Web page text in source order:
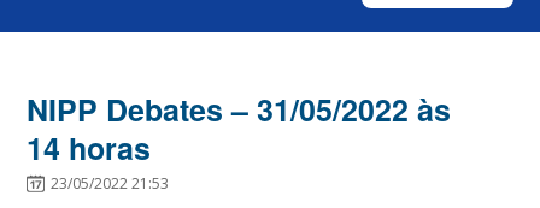
NIPP Debates – 31/05/2022 às
14 horas
23/05/2022 21:53